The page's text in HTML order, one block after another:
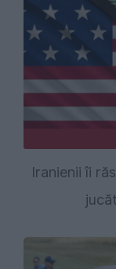
Iranienii îi